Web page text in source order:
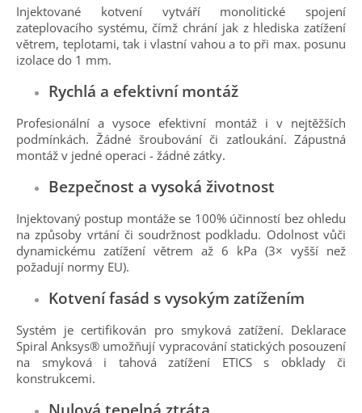
Injektované kotvení vytváří monolitické spojení
zateplovacího systému, čímž chrání jak z hlediska zatížení
větrem, teplotami, tak i vlastní vahou a to při max. posunu
izolace do 1 mm.
Rychlá a efektivní montáž
Profesionální a vysoce efektivní montáž i v nejtěžších
podmínkách. Žádné šroubování či zatloukání. Zápustná
montáž v jedné operaci - žádné zátky.
Bezpečnost a vysoká životnost
Injektovaný postup montáže se 100% účinností bez ohledu
na způsoby vrtání či soudržnost podkladu. Odolnost vůči
dynamickému zatížení větrem až 6 kPa (3× vyšší než
požadují normy EU).
Kotvení fasád s vysokým zatížením
Systém je certifikován pro smyková zatížení. Deklarace
Spiral Anksys® umožňují vypracování statických posouzení
na smyková i tahová zatížení ETICS s obklady či
konstrukcemi.